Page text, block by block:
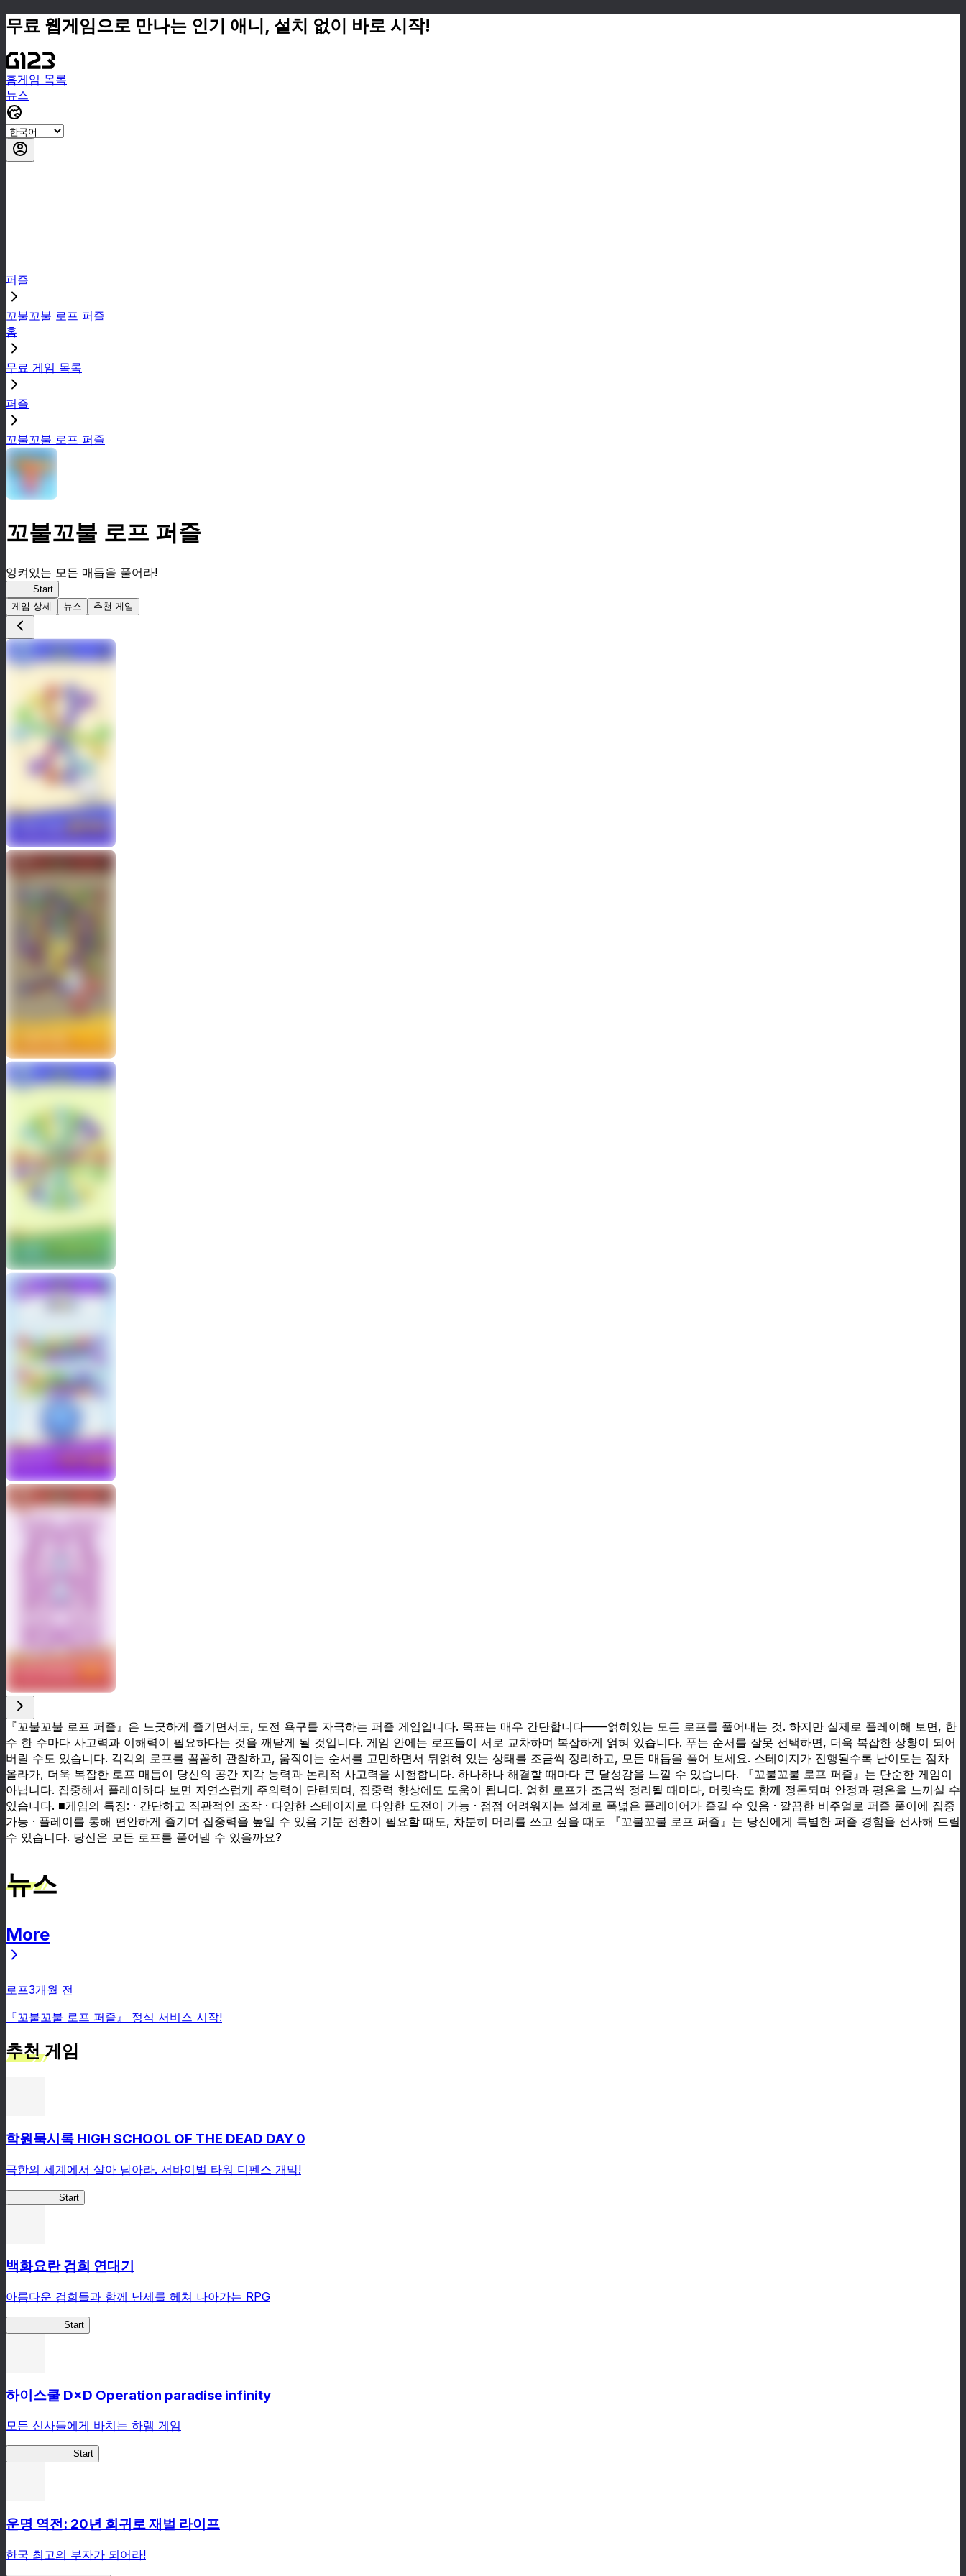
무료 웹게임으로 만나는 인기 애니, 설치 없이 바로 시작!
홈게임 목록
뉴스
퍼즐
꼬불꼬불 로프 퍼즐
홈
무료 게임 목록
퍼즐
꼬불꼬불 로프 퍼즐
꼬불꼬불 로프 퍼즐
엉켜있는 모든 매듭을 풀어라!
Start
게임 상세
뉴스 추천 게임
『꼬불꼬불 로프 퍼즐』은 느긋하게 즐기면서도, 도전 욕구를 자극하는 퍼즐 게임입니다. 목표는 매우 간단합니다——얽혀있는 모든 로프를 풀어내는 것. 하지만 실제로 플레이해 보면, 한
수 한 수마다 사고력과 이해력이 필요하다는 것을 깨닫게 될 것입니다. 게임 안에는 로프들이 서로 교차하며 복잡하게 얽혀 있습니다. 푸는 순서를 잘못 선택하면, 더욱 복잡한 상황이 되어
버릴 수도 있습니다. 각각의 로프를 꼼꼼히 관찰하고, 움직이는 순서를 고민하면서 뒤얽혀 있는 상태를 조금씩 정리하고, 모든 매듭을 풀어 보세요. 스테이지가 진행될수록 난이도는 점차
올라가, 더욱 복잡한 로프 매듭이 당신의 공간 지각 능력과 논리적 사고력을 시험합니다. 하나하나 해결할 때마다 큰 달성감을 느낄 수 있습니다. 『꼬불꼬불 로프 퍼즐』는 단순한 게임이
아닙니다. 집중해서 플레이하다 보면 자연스럽게 주의력이 단련되며, 집중력 향상에도 도움이 됩니다. 얽힌 로프가 조금씩 정리될 때마다, 머릿속도 함께 정돈되며 안정과 평온을 느끼실 수
있습니다. ■게임의 특징: · 간단하고 직관적인 조작 · 다양한 스테이지로 다양한 도전이 가능 · 점점 어려워지는 설계로 폭넓은 플레이어가 즐길 수 있음 · 깔끔한 비주얼로 퍼즐 풀이에 집중
가능 · 플레이를 통해 편안하게 즐기며 집중력을 높일 수 있음 기분 전환이 필요할 때도, 차분히 머리를 쓰고 싶을 때도 『꼬불꼬불 로프 퍼즐』는 당신에게 특별한 퍼즐 경험을 선사해 드릴
수 있습니다. 당신은 모든 로프를 풀어낼 수 있을까요?
뉴스
More
로프3개월 전
『꼬불꼬불 로프 퍼즐』 정식 서비스 시작!
추천 게임
학원묵시록 HIGH SCHOOL OF THE DEAD DAY 0
극한의 세계에서 살아 남아라. 서바이벌 타워 디펜스 개막!
Start
백화요란 검희 연대기
아름다운 검희들과 함께 난세를 헤쳐 나아가는 RPG
Start
하이스쿨 D×D Operation paradise infinity
모든 신사들에게 바치는 하렘 게임
Start
운명 역전: 20년 회귀로 재벌 라이프
한국 최고의 부자가 되어라!